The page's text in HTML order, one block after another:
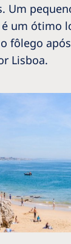
Um
um ótimo
fôlego
Lisboa.